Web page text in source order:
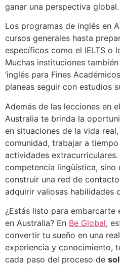
ganar una perspectiva global.
Los programas de inglés en
cursos generales hasta
específicos como el IELTS o
Muchas instituciones
‘inglés para Fines
planeas seguir con estudios
Además de las lecciones en
Australia te brinda la
en situaciones de la vida
comunidad, trabajar a
actividades
competencia lingüística, sino
construir una red de
adquirir valiosas habilidades
¿Estás listo para embarcarte
en Australia? En Be Global,
convertir tu sueño en una
experiencia y conocimiento,
cada paso del proceso de